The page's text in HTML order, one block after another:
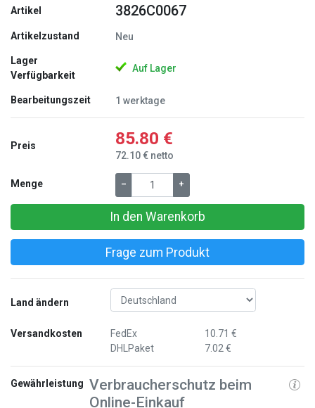
Artikel 3826C0067
Artikelzustand Neu
Lager
Verfügbarkeit
Auf Lager
Bearbeitungszeit 1 werktage
Preis 85.80 €
72.10 € netto
Menge – +
In den Warenkorb
Frage zum Produkt
Land ändern
Versandkosten
FedEx
DHLPaket
10.71 €
7.02 €
Gewährleistung Verbraucherschutz beim
Online-Einkauf